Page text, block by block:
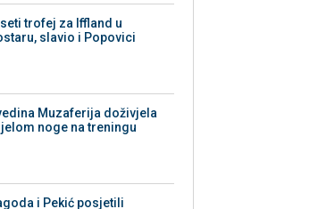
trofej za Iffland u
slavio i Popovici
Muzaferija doživjela
noge na treningu
i Pekić posjetili